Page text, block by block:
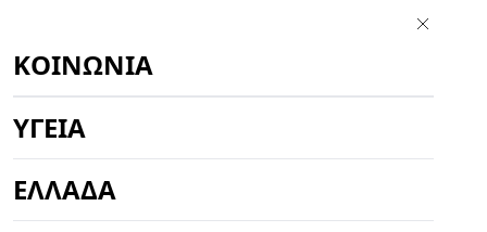
ΚΟΙΝΩΝΊΑ
ΥΓΕΊΑ
ΕΛΛΆΔΑ